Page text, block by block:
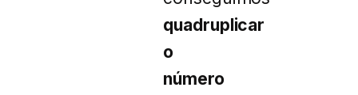
quadruplicar
o
número